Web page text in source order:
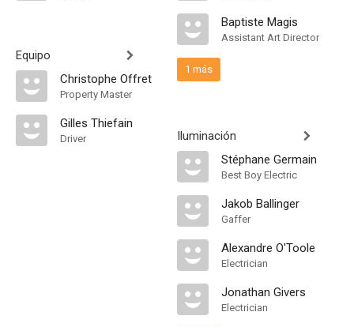
Equipo
Christophe Offret
Property Master
Gilles Thiefain
Driver
Baptiste Magis
Assistant Art Director
1 más
Iluminación
Stéphane Germain
Best Boy Electric
Jakob Ballinger
Gaffer
Alexandre O'Toole
Electrician
Jonathan Givers
Electrician